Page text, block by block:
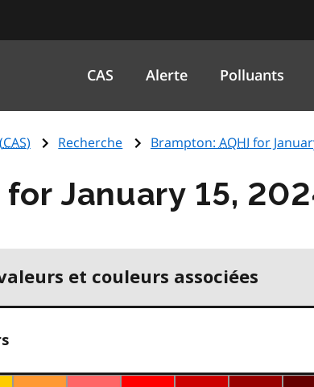
CAS Alerte Polluants
CAS) Recherche Brampton: AQHI for
for January 15,
et couleurs associées